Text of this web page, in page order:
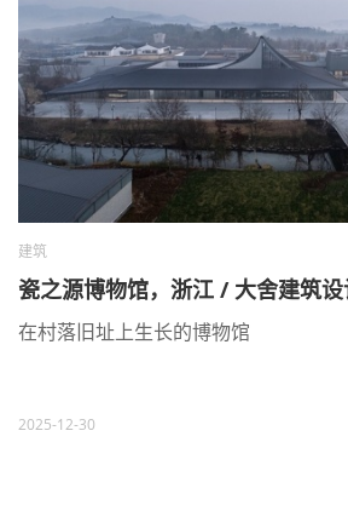
建筑
瓷之源博物馆，浙江 / 大舍建筑
在村落旧址上生长的博物馆
2025-12-30